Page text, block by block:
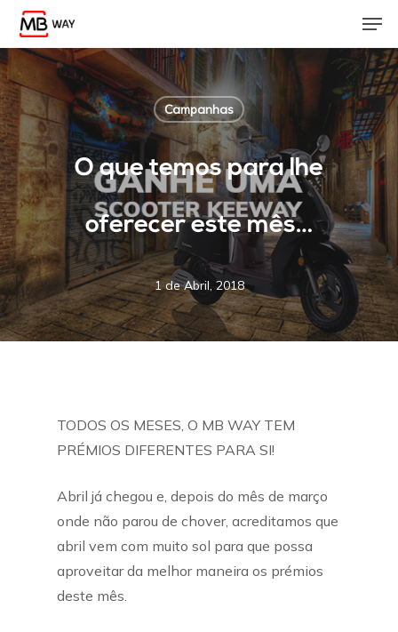
Skip
main
content
Campanhas
O que temos para lhe
oferecer este mês…
1 de Abril, 2018
TODOS OS MESES, O MB WAY TEM
PRÉMIOS DIFERENTES PARA SI!
Abril já chegou e, depois do mês de março
onde não parou de chover, acreditamos que
abril vem com muito sol para que possa
aproveitar da melhor maneira os prémios
deste mês.